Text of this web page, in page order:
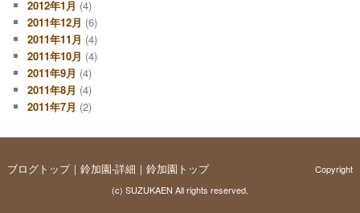
2012年1月 (4)
2011年12月 (6)
2011年11月 (4)
2011年10月 (4)
2011年9月 (4)
2011年8月 (4)
2011年7月 (2)
ブログトップ｜ 鈴加園-詳細 ｜ 鈴加園トップ
Copyright
(c) SUZUKAEN All rights reserved.